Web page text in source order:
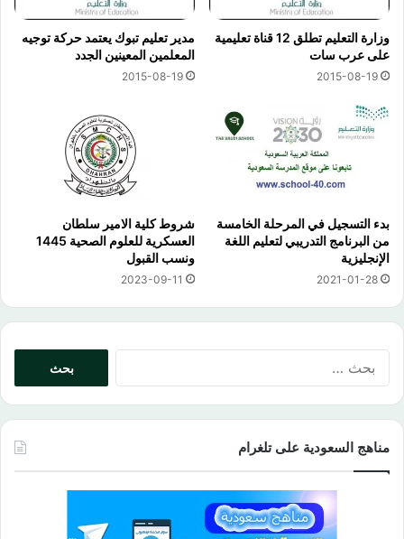
وزارة التعليم تطلق 12 قناة تعليمية
على عرب سات
2015-08-19
مدير تعليم تبوك يعتمد حركة توجيه
المعلمين المعينين الجدد
2015-08-19
بدء التسجيل في المرحلة الخامسة
من البرنامج التدريبي لتعليم اللغة
الإنجليزية
2021-01-28
شروط كلية الامير سلطان
العسكرية للعلوم الصحية 1445
ونسب القبول
2023-09-11
مناهج السعودية على تلغرام